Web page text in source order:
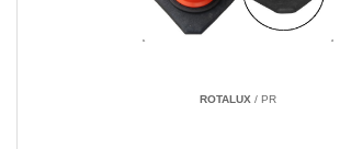
ROTALUX / PR